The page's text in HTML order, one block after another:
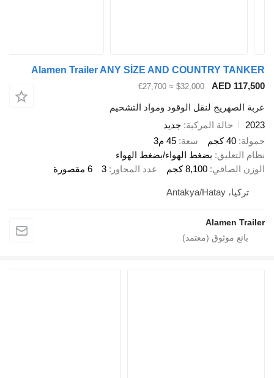
Alamen Trailer ANY SİZE AND COUNTRY TANKER
AED 117,500
$32,000
≈ €27,700
عربة الصهريج لنقل الوقود ومواد التشحيم
2023
حالة المركبة جديد
حمولة 40 كجم سعة 45 م3
نظام التعليق
بضغط الهواء/بضغط الهواء
الوزن الصافي 8,100 كجم عدد المحاور 3 6 مقصورة
تركيا، Antakya/Hatay
Alamen Trailer